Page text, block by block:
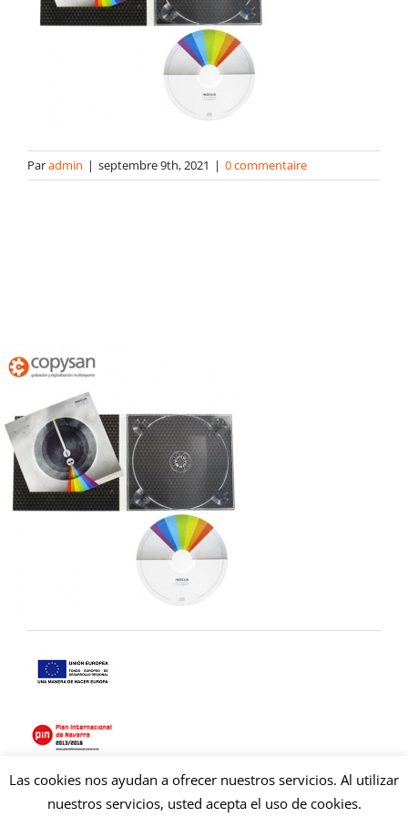
contact
Paradmin | septembre 9th, 2021 | 0 commentaire
Copyright © 2021 Copysan. Tous droits réservés
Las cookies nos ayudan a ofrecer nuestros servicios. Al utilizar
nuestros servicios, usted acepta el uso de cookies.